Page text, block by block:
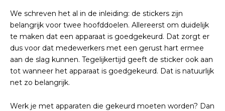
We schreven het al in de inleiding: de stickers zijn
belangrijk voor twee hoofddoelen. Allereerst om duidelijk
te maken dat een apparaat is goedgekeurd. Dat zorgt er
dus voor dat medewerkers met een gerust hart ermee
aan de slag kunnen. Tegelijkertijd geeft de sticker ook aan
tot wanneer het apparaat is goedgekeurd. Dat is natuurlijk
net zo belangrijk.
Werk je met apparaten die gekeurd moeten worden? Dan